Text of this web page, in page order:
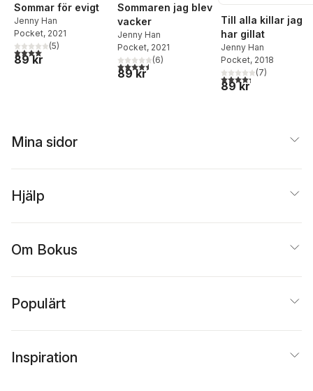
Sommar för evigt
Jenny Han
Pocket, 2021
4,0utav 5 stjärnor. Totalt antal röster:
(5)
89 kr
Sommaren jag blev
vacker
Jenny Han
Pocket, 2021
4,5utav 5 stjärnor. Totalt antal röster:
(6)
89 kr
Till alla killar jag
har gillat
Jenny Han
Pocket, 2018
4,3utav 5 stjärnor.
(7)
89 kr
Mina sidor
Hjälp
Om Bokus
Populärt
Inspiration